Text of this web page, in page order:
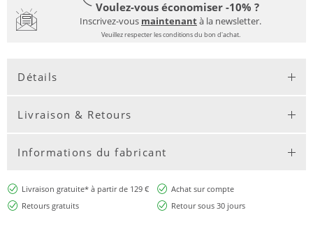
Voulez-vous économiser -10% ?
Inscrivez-vous maintenantà la newsletter.
Veuillez respecter les conditions du bon d'achat.
Détails
Livraison & Retours
Informations du fabricant
Livraison gratuite* à partir de 129 €
Achat sur compte
Retours gratuits
Retour sous 30 jours